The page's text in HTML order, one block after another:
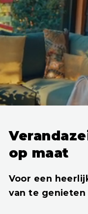
op maat
Voor een
van te genieten